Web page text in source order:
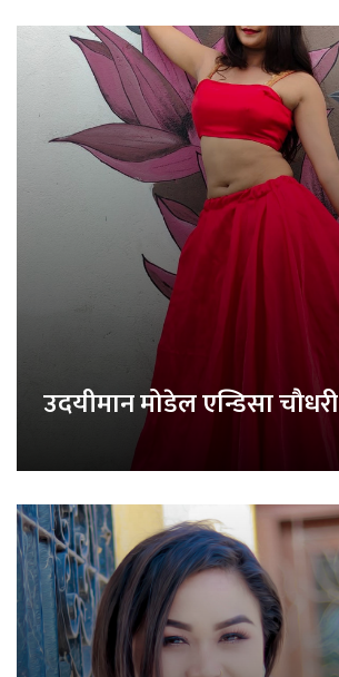
उदयीमान मोडेल एन्डिसा चौधरी